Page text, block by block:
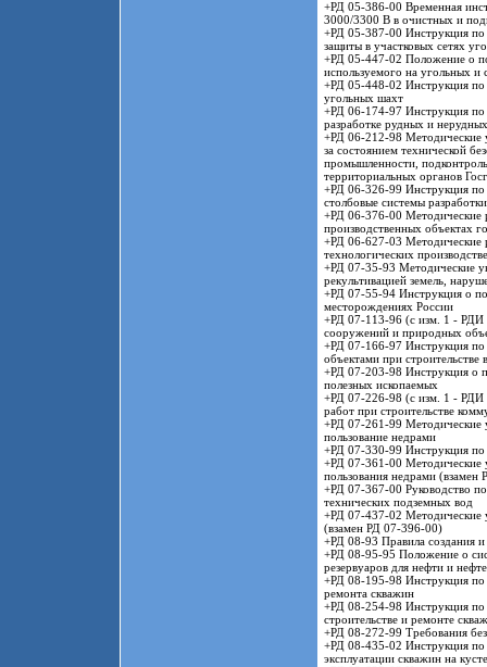
+РД 05-386-00 Временная
3000/3300 В в очистных и
+РД 05-387-00 Инструкция по
защиты в участковых сетях
+РД 05-447-02 Положение о
используемого на угольных и
+РД 05-448-02 Инструкция
угольных шахт
+РД 06-174-97 Инструкция
разработке рудных и
+РД 06-212-98 Методические
за состоянием технической
промышленности,
территориальных органов
+РД 06-326-99 Инструкция по
столбовые системы
+РД 06-376-00 Методические
производственных объектах
+РД 06-627-03 Методические
технологических
+РД 07-35-93 Методические
рекультивацией земель,
+РД 07-55-94 Инструкция о
месторождениях России
+РД 07-113-96 (с изм. 1 - РДИ
сооружений и природных
+РД 07-166-97 Инструкция по
объектами при
+РД 07-203-98 Инструкция о
полезных ископаемых
+РД 07-226-98 (с изм. 1 - РДИ
работ при строительстве
+РД 07-261-99 Методические
пользование недрами
+РД 07-330-99 Инструкция по
+РД 07-361-00 Методические
пользования недрами (взамен
+РД 07-367-00 Руководство
технических подземных вод
+РД 07-437-02 Методические
(взамен РД 07-396-00)
+РД 08-93 Правила создания
+РД 08-95-95 Положение о
резервуаров для нефти и
+РД 08-195-98 Инструкция по
ремонта скважин
+РД 08-254-98 Инструкция по
строительстве и ремонте
+РД 08-272-99 Требования
+РД 08-435-02 Инструкция по
эксплуатации скважин на кусте